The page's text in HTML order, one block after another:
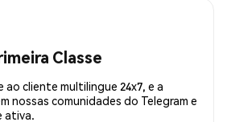
Classe
cliente multilingue 24x7, e a
nossas comunidades do Telegram e
ativa.